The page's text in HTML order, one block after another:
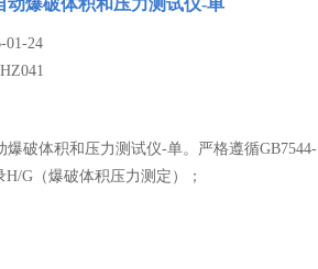
动爆破体积和压力测试仪-单
01-24
爆破体积和压力测试仪-单。严格遵循‌GB7544-
H/G（爆破体积压力测定）；